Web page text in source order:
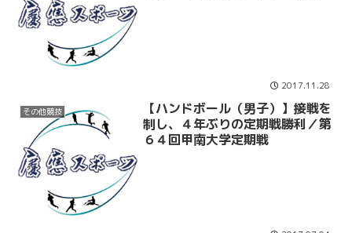
2017.11.28
その他競技
【ハンドボール（男子）】接戦を
制し、４年ぶりの定期戦勝利／第
６４回甲南大学定期戦